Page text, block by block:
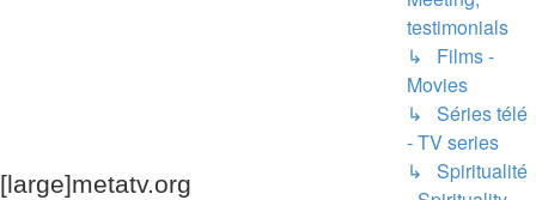
[large]metatv.org
testimonials
↳ Films -
Movies
↳ Séries télé
- TV series
↳ Spiritualité